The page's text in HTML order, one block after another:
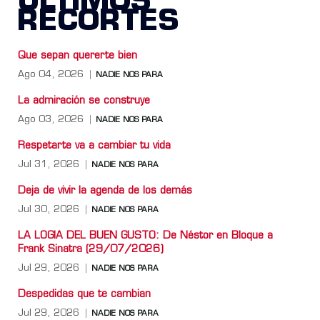
RECORTES
Que sepan quererte bien
Ago 04, 2026 NADIE NOS PARA
La admiración se construye
Ago 03, 2026 NADIE NOS PARA
Respetarte va a cambiar tu vida
Jul 31, 2026 NADIE NOS PARA
Deja de vivir la agenda de los demás
Jul 30, 2026 NADIE NOS PARA
LA LOGIA DEL BUEN GUSTO: De Néstor en Bloque a
Frank Sinatra (29/07/2026)
Jul 29, 2026 NADIE NOS PARA
Despedidas que te cambian
Jul 29, 2026 NADIE NOS PARA